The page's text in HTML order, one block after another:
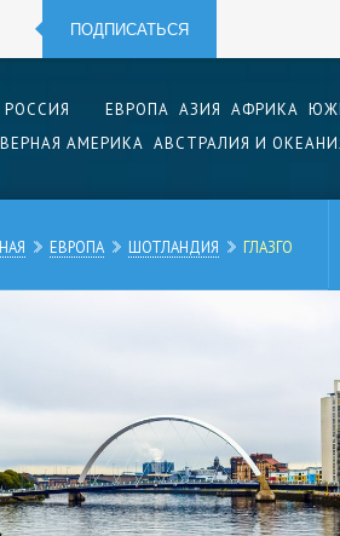
ПОДПИСАТЬСЯ
РОССИЯ ЕВРОПА АЗИЯ АФРИКА
АМЕРИКА АВСТРАЛИЯ И
ЕВРОПА ШОТЛАНДИЯ ГЛАЗГО
большой по величине и числу
на северо-восточном
реки Клайд. Это — один из
и образовательный центр
кельтами в середине VI
лощина». Местность в этих